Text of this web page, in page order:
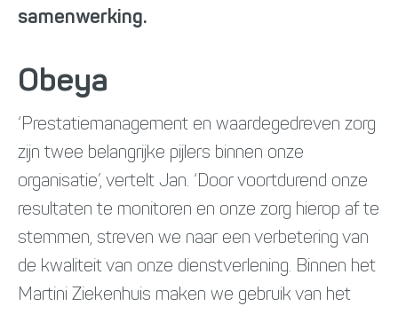
samenwerking.
Obeya
‘Prestatiemanagement en waardegedreven zorg
zijn twee belangrijke pijlers binnen onze
organisatie’, vertelt Jan. ‘Door voortdurend onze
resultaten te monitoren en onze zorg hierop af te
stemmen, streven we naar een verbetering van
de kwaliteit van onze dienstverlening. Binnen het
Martini Ziekenhuis maken we gebruik van het